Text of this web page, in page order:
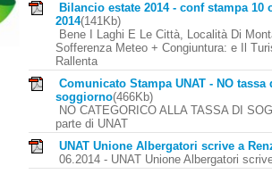
Bilancio estate 2014 - conf stampa 10
2014(141Kb)
Bene I Laghi E Le Città, Località Di
Sofferenza Meteo + Congiuntura: e Il
Rallenta
Comunicato Stampa UNAT - NO tassa
soggiorno(466Kb)
NO CATEGORICO ALLA TASSA DI
parte di UNAT
UNAT Unione Albergatori scrive a
06.2014 - UNAT Unione Albergatori